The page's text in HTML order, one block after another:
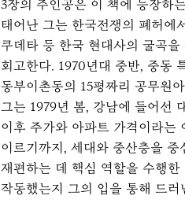
3장의 주인공은 이 책에 등장하
태어난 그는 한국전쟁의 폐허에
쿠데타 등 한국 현대사의 굴곡
회고한다. 1970년대 중반, 중동
동부이촌동의 15평짜리 공무원
그는 1979년 봄, 강남에 들어선
이후 주가와 아파트 가격이라는
이르기까지, 세대와 중산층을
재편하는 데 핵심 역할을 수행
작동했는지 그의 입을 통해 드러